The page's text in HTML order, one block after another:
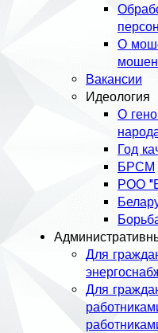
О
Вакансии
Идеология
О
Год
БРСМ
РОО
Для
Для